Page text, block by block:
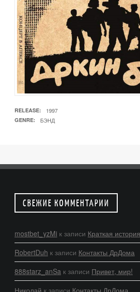
RELEASE 1997
GENRE БЭНД
СВЕЖИЕ КОММЕНТАРИИ
mostbet_yzMi к записи Краткая
RobertDuh к записи Контакты ДрДома
888starz_anSa к записи Привет, мир!
Николай к записи Контакты ДрДома